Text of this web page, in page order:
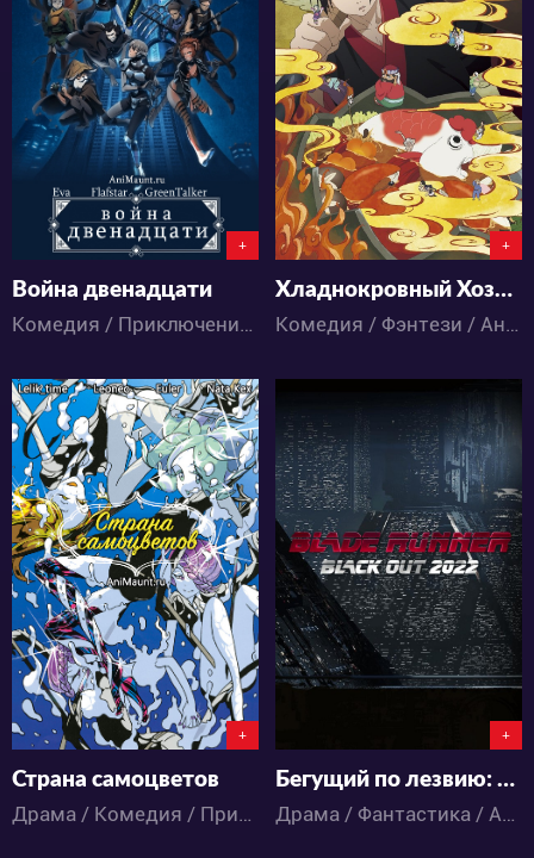
70158
11 67
+
Война двенадцати
Комедия / Приключения / Фэнтези / Аниме
25975
3 34
+
Хладнокровный Хозуки [ТВ-2]
Комедия / Фэнтези / Аниме
22132
5 24
+
Страна самоцветов
Драма / Комедия / Приключения / Фантастика / Фэнтези / Аниме
21286
1 17
+
Бегущий по лезвию: Помутнение 2022
Драма / Фантастика / Аниме